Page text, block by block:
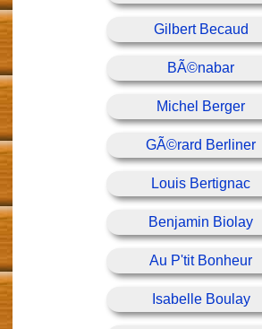
Gilbert Becaud
BÃ©nabar
Michel Berger
GÃ©rard Berliner
Louis Bertignac
Benjamin Biolay
Au P'tit Bonheur
Isabelle Boulay